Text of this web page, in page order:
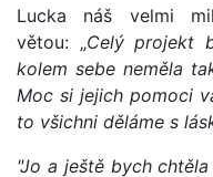
Lucka náš velmi
větou: „Celý projekt
kolem sebe neměla
Moc si jejich pomoci
to všichni děláme s
"Jo a ještě bych